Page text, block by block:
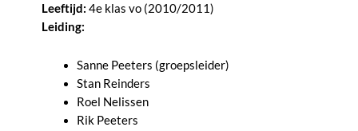
Leeftijd: 4e klas vo (2010/2011)
Leiding:
Sanne Peeters (groepsleider)
Stan Reinders
Roel Nelissen
Rik Peeters